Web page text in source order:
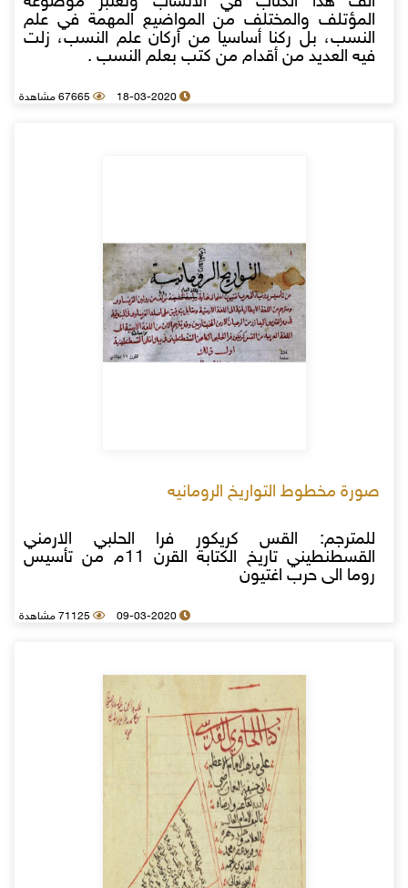
المؤتلف والمختلف من المواضيع المهمة في علم
النسب، بل ركنا أساسيا من أركان علم النسب، زلت
فيه العديد من أقدام من كتب بعلم النسب .
18-03-2020 67665 مشاهدة
صورة مخطوط ال‍تواريخ الرومانيه
للمترجم: القس كريكور فرا الحلبي الارمني
القسطنطيني تاریخ الكتابة القرن 11م من تأسیس
روما الی حرب اغتیون
09-03-2020 71125 مشاهدة